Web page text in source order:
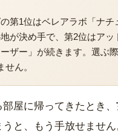
第1位はベレアラボ「ナ
が決め手で、第2位はア
ザー」が続きます。選
ん。
屋に帰ってきたとき、
と、もう手放せません